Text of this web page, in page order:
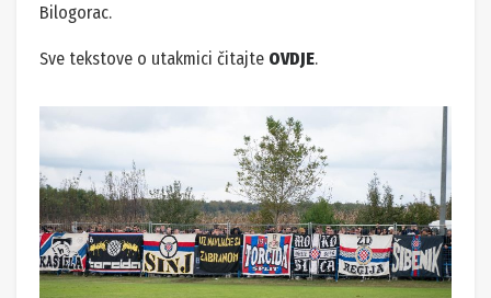
Bilogorac.
Sve tekstove o utakmici čitajte OVDJE.